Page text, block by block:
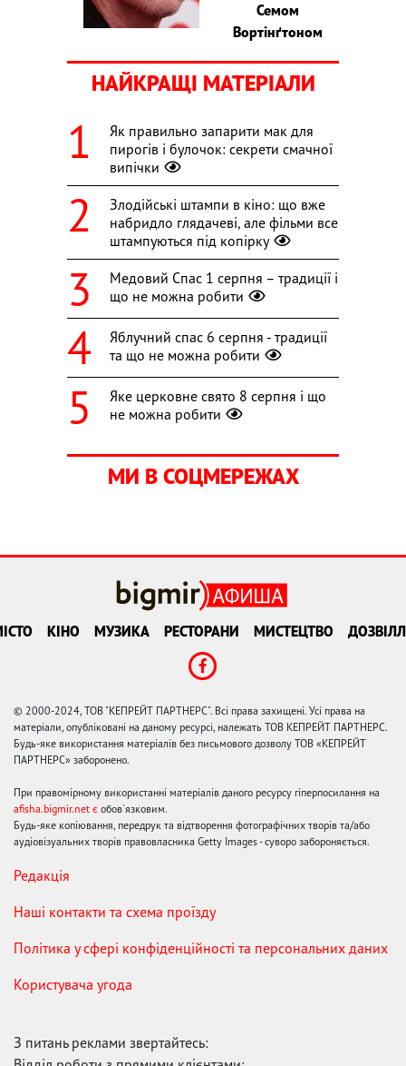
Семом
Вортінґтоном
НАЙКРАЩІ МАТЕРІАЛИ
Як правильно запарити мак для
пирогів і булочок: секрети смачної
випічки
Злодійські штампи в кіно: що вже
набридло глядачеві, але фільми все
штампуються під копірку
Медовий Спас 1 серпня – традиції і
що не можна робити
Яблучний спас 6 серпня - традиції
та що не можна робити
Яке церковне свято 8 серпня і що
не можна робити
МИ В СОЦМЕРЕЖАХ
КІНО МУЗИКА РЕСТОРАНИ МИСТЕЦТВО
© 2000-2024, ТОВ "КЕПРЕЙТ ПАРТНЕРС". Всі права захищені. Усі права на
матеріали, опубліковані на даному ресурсі, належать ТОВ КЕПРЕЙТ ПАРТНЕРС.
Будь-яке використання матеріалів без письмового дозволу ТОВ «КЕПРЕЙТ
ПАРТНЕРС» заборонено.
При правомірному використанні матеріалів даного ресурсу гіперпосилання на
afisha.bigmir.net є обов'язковим.
Будь-яке копіювання, передрук та відтворення фотографічних творів та/або
аудіовізуальних творів правовласника Getty Images - суворо забороняється.
Редакція
Наші контакти та схема проїзду
Політика у сфері конфіденційності та персональних даних
Користувача угода
З питань реклами звертайтесь: